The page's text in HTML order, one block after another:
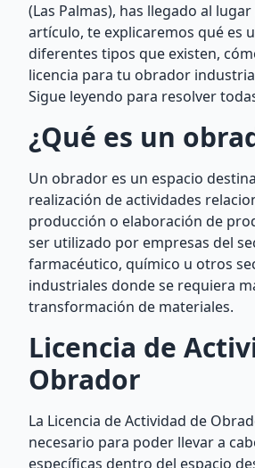
(Las Palmas), has llegado al
artículo, te explicaremos qué es
diferentes tipos que existen,
licencia para tu obrador
Sigue leyendo para resolver
¿Qué es un
Un obrador es un espacio
realización de actividades
producción o elaboración de
ser utilizado por empresas del
farmacéutico, químico u otros
industriales donde se requiera
transformación de materiales.
Licencia de
Obrador
La Licencia de Actividad de
necesario para poder llevar a
específicas dentro del espacio